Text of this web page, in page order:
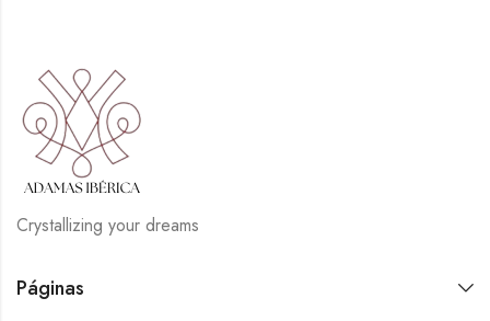
Crystallizing your dreams
Páginas